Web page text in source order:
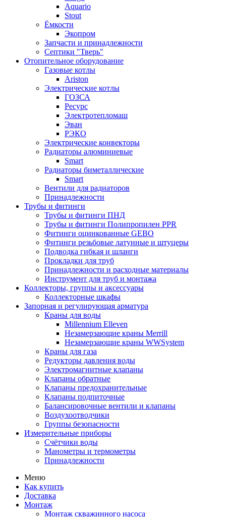
Aquario
Stout
Ёмкости
Экопром
Запчасти и принадлежности
Септики "Тверь"
Отопительное оборудование
Газовые котлы
Ariston
Электрические котлы
ГОЗСА
Ресурс
Электротепломаш
Эван
РЭКО
Электрические конвекторы
Радиаторы алюминиевые
Smart
Радиаторы биметаллические
Smart
Вентили для радиаторов
Принадлежности
Трубы и фитинги
Трубы и фитинги ПНД
Трубы и фитинги Полипропилен PPR
Фитинги оцинкованные GEBO
Фитинги резьбовые латунные и штуцеры
Подводка гибкая и шланги
Прокладки для труб
Принадлежности и расходные материалы
Инструмент для труб и монтажа
Коллекторы, группы и аксессуары
Коллекторные шкафы
Запорная и регулирующая арматура
Краны для воды
Millennium Elleven
Незамерзающие краны Merrill
Незамерзающие краны WWSystem
Краны для газа
Редукторы давления воды
Электромагнитные клапаны
Клапаны обратные
Клапаны предохранительные
Клапаны подпиточные
Балансировочные вентили и клапаны
Воздухоотводчики
Группы безопасности
Измерительные приборы
Счётчики воды
Манометры и термометры
Принадлежности
Меню
Как купить
Доставка
Монтаж
Монтаж скважинного насоса